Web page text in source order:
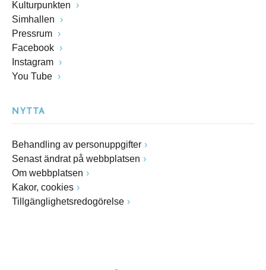
Kulturpunkten
Simhallen
Pressrum
Facebook
Instagram
You Tube
NYTTA
Behandling av personuppgifter
Senast ändrat på webbplatsen
Om webbplatsen
Kakor, cookies
Tillgänglighetsredogörelse